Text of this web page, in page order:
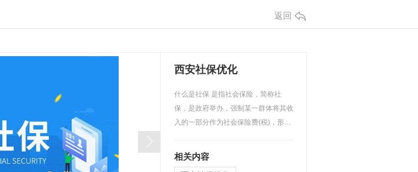
返回
西安社保优化
什么是社保 是指社会保险，简称社
保，是政府举办，强制某一群体将其收
入的一部分作为社会保险费(税)，形成
相关内容